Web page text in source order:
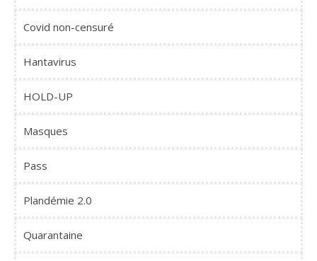
Covid non-censuré
Hantavirus
HOLD-UP
Masques
Pass
Plandémie 2.0
Quarantaine